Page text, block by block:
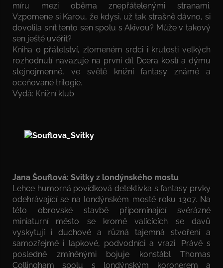
míru mezi oběma znepřátelenými stranami.
Vzpomene si Karou, že kdysi, už tak strašně dávno, si
dovolila snít tento sen spolu s Akivou? Může v takový
sen ještě uvěřit?
Kniha o přátelství, zlomeném srdci i krutosti velkých
rozhodnutí navazuje na první díl Dcera kostí a dýmu
stejnojmenné, ve světě knižní fantasy známé a
oceňované trilogie.
Vydá: Knižní klub
Jana Šouflová: Svitky z londýnského mostu
Lehce humorná povídková detektivka s fantasy prvky
odehrávající se na londýnském mostě roku 1307. Na
této obrovské stavbě připomínající svérázné
miniaturní město se kromě valícících se davů
vyskytují i duchové a různá tajemná stvoření a
samozřejmě i lapkové, podvodníci a vrazi. Právě s
posledně zmíněnými bojuje konstábl Thomas
Collingham spolu s londýnským koronerem a